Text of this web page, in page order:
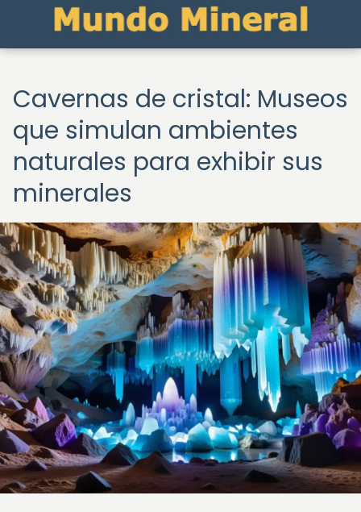
Cavernas de cristal: Museos
que simulan ambientes
naturales para exhibir sus
minerales